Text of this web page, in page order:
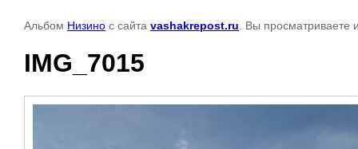
Альбом Низино с сайта vashakrepost.ru . Вы просматриваете
IMG_7015